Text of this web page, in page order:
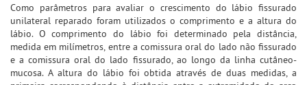
Como parâmetros para avaliar o crescimento do lábio fissurado
unilateral reparado foram utilizados o comprimento e a altura do
lábio. O comprimento do lábio foi determinado pela distância,
medida em milímetros, entre a comissura oral do lado não fissurado
e a comissura oral do lado fissurado, ao longo da linha cutâneo-
mucosa. A altura do lábio foi obtida através de duas medidas, a